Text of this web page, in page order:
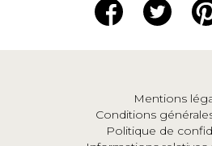
Mentions
Conditions
Politique de